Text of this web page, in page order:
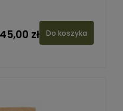
45,00 zł Do koszyka